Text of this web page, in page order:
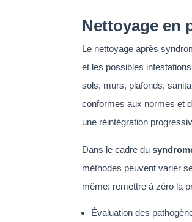
Nettoyage en
Le nettoyage après
et les possibles
sols, murs, plafonds,
conformes aux normes et
une réintégration
Dans le cadre du
méthodes peuvent varier
même: remettre à zéro la
Évaluation des